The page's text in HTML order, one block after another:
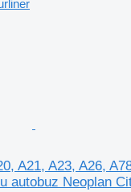
A21, A23, A26,
autobuz Neoplan